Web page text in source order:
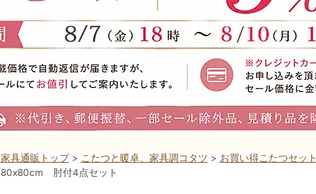
家具通販トップ> こたつと暖卓、家具調コタツ > お買い得こたつセット
80x80cm 肘付4点セット